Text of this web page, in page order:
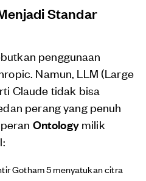
Standar
penggunaan
Namun, LLM (Large
Claude tidak bisa
perang yang penuh
Ontologymilik
Gotham 5 menyatukan citra